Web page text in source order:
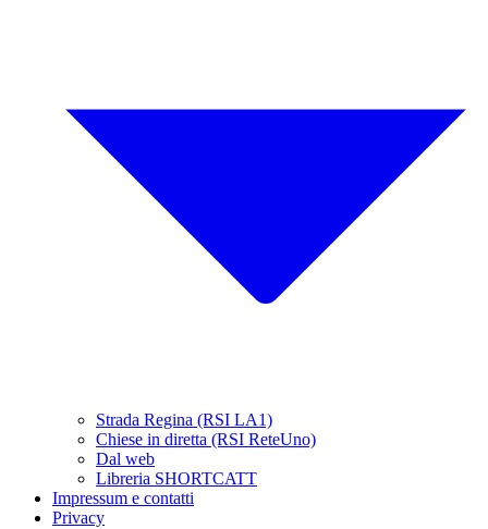
Strada Regina (RSI LA1)
Chiese in diretta (RSI ReteUno)
Dal web
Libreria SHORTCATT
Impressum e contatti
Privacy